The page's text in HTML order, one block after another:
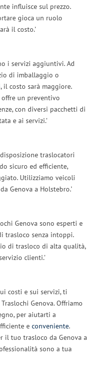
influisce sul prezzo.
gioca un ruolo
il costo.’
i servizi aggiuntivi. Ad
di imballaggio o
, il costo sarà maggiore.
offre un preventivo
con diversi pacchetti di
e ai servizi.’
disposizione traslocatori
sicuro ed efficiente,
Utilizziamo veicoli
Genova a Holstebro.’
Genova sono esperti e
trasloco senza intoppi.
di trasloco di alta qualità,
clienti.’
costi e sui servizi, ti
Genova. Offriamo
per aiutarti a
e conveniente.
il tuo trasloco da Genova a
sono a tua